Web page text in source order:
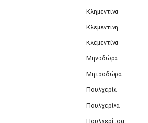
Κλημεντίνα
Κλεμεντίνη
Κλεμεντίνα
Μηνοδώρα
Μητροδώρα
Πουλχερία
Πουλχερίνα
Πουλχερίτσα